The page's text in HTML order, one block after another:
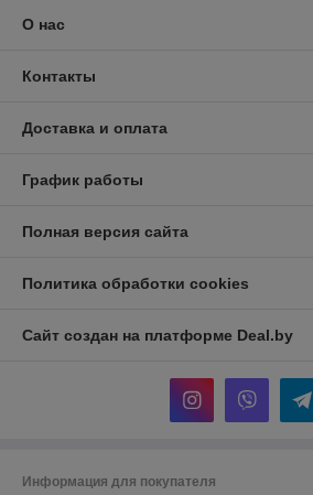
О нас
Контакты
Доставка и оплата
График работы
Полная версия сайта
Политика обработки cookies
Сайт создан на платформе Deal.by
Информация для покупателя